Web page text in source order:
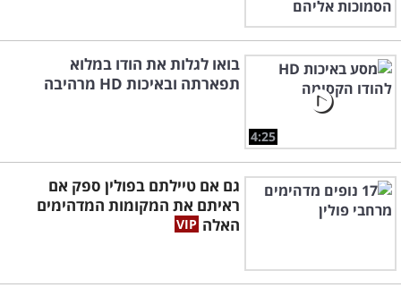
4:25
בואו לגלות את הודו במלוא
תפארתה ובאיכות HD מרהיבה
גם אם טיילתם בפולין ספק אם
ראיתם את המקומות המדהימים
האלה